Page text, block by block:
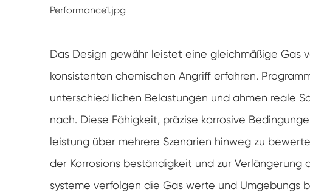
Das Design gewähr leistet eine gleichmäßige Gas
konsistenten chemischen Angriff erfahren.
unterschied lichen Belastungen und ahmen reale
nach. Diese Fähigkeit, präzise korrosive
leistung über mehrere Szenarien hinweg zu
der Korrosions beständigkeit und zur
systeme verfolgen die Gas werte und Umgebungs